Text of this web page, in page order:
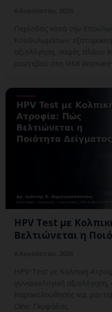
Περίοδος κατά την
Κονδυλωμάτων:
αξιολόγηση, σαφές πλάνο
ραντεβού στη Vital
HPV Test με
Βελτιώνεται η
HPV Test με Κολπική
γυναικολογική
παρακολούθησης και
Clinic Γλυφάδας.